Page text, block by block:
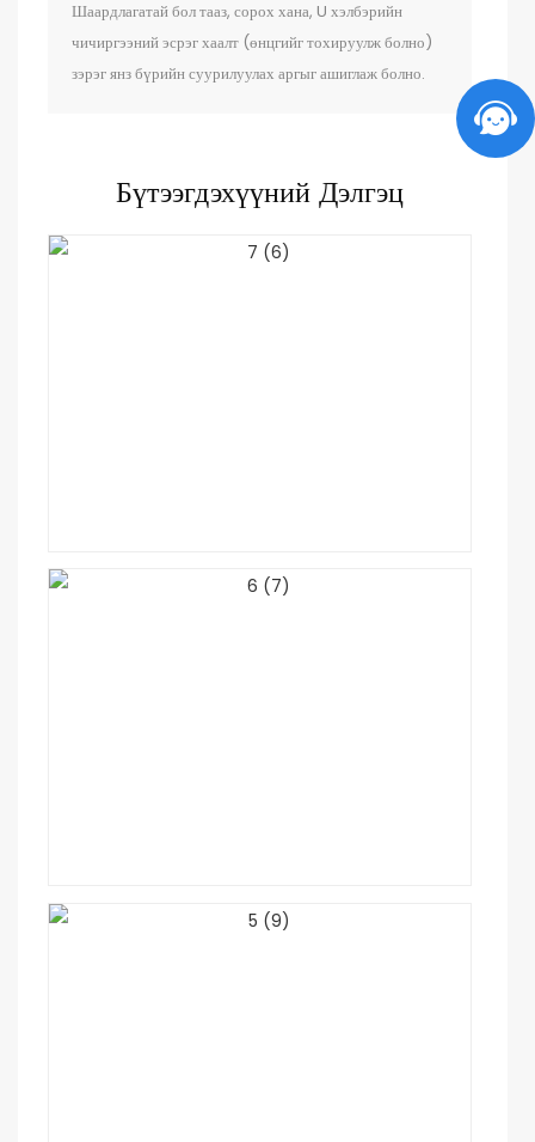
Шаардлагатай бол тааз, сорох хана, U хэлбэрийн
чичиргээний эсрэг хаалт (өнцгийг тохируулж болно)
зэрэг янз бүрийн суурилуулах аргыг ашиглаж болно.
Бүтээгдэхүүний Дэлгэц